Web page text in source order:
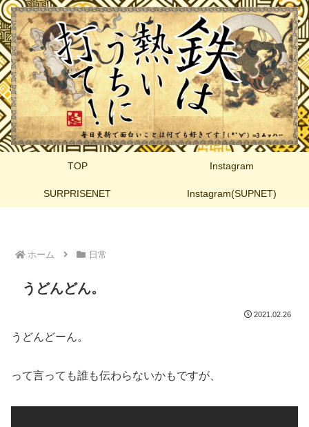
TOP Instagram
SURPRISENET Instagram(SUPNET)
ホーム 日常
うどんどん。
2021.02.26
うどんどーん。
って言っても誰も伝わらないかもですが、